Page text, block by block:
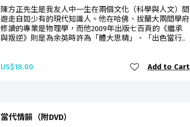
陳方正先生是我友人中一生在兩個文化（科學與人文）間
遊走自如少有的現代知識人。他在哈佛、拔蘭大兩間學府
修讀的專業是物理學，而他2009年出版七百頁的《繼承
與叛逆》則是為余英時許為「體大思精」、「出色當行..
US$18.00 Add to Cart
當代情韻（附DVD）